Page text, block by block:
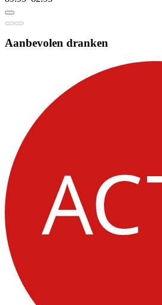
Aanbevolen dranken